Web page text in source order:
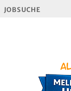
JOBSUCHE